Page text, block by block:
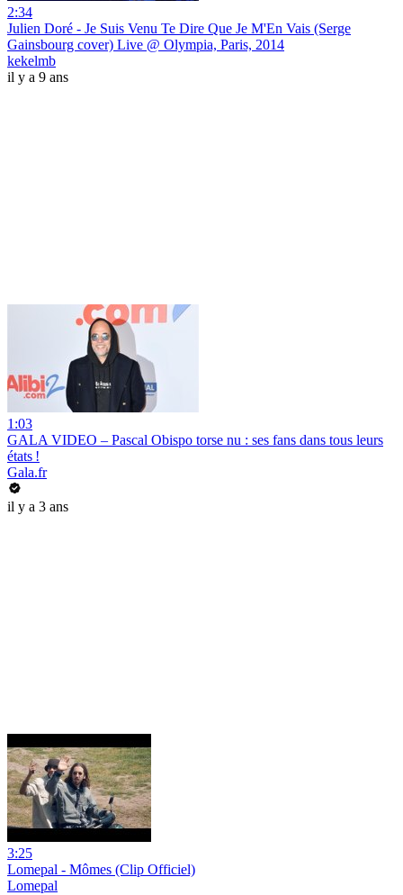
2:34
Julien Doré - Je Suis Venu Te Dire Que Je M'En Vais (Serge
Gainsbourg cover) Live @ Olympia, Paris, 2014
kekelmb
il y a 9 ans
1:03
GALA VIDEO – Pascal Obispo torse nu : ses fans dans tous leurs
états !
Gala.fr
il y a 3 ans
3:25
Lomepal - Mômes (Clip Officiel)
Lomepal